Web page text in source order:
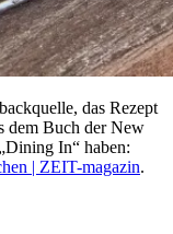
das Rezept
dem Buch der New
In“ haben:
| ZEIT-magazin.